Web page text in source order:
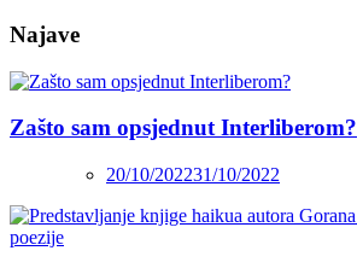
Najave
Zašto sam opsjednut Interliberom?
20/10/202231/10/2022